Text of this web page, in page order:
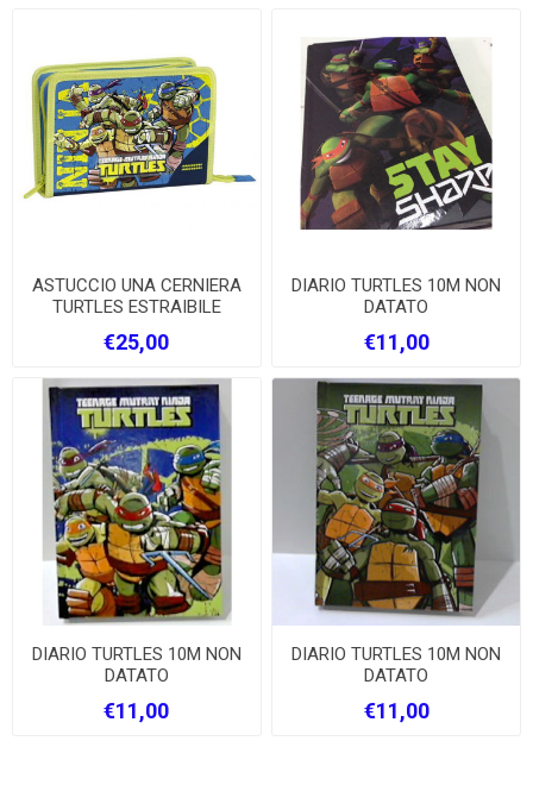
ASTUCCIO UNA CERNIERA
TURTLES ESTRAIBILE
€25,00
DIARIO TURTLES 10M NON
DATATO
€11,00
DIARIO TURTLES 10M NON
DATATO
€11,00
DIARIO TURTLES 10M NON
DATATO
€11,00